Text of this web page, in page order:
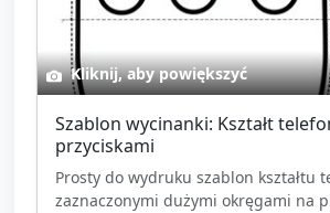
Kliknij, aby powiększyć
Szablon wycinanki: Kształt
przyciskami
Prosty do wydruku szablon kształtu
zaznaczonymi dużymi okręgami na